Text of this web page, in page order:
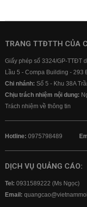
TRANG TTĐTTH CỦA
Giấy phép số 3324/GP-TTĐT
Lầu 5 - Compa Building - 293
Chi nhánh: Số 5 - Khu 38A
Chịu trách nhiệm nội dung:
Trách nhiệm về thông tin
Hotline: 0975798489
DỊCH VỤ QUẢNG CÁO:
Tel: 0931589222 (Ms Ngọc)
Email: